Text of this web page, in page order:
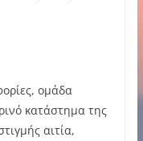
ομάδα
κατάστημα της
αιτία,